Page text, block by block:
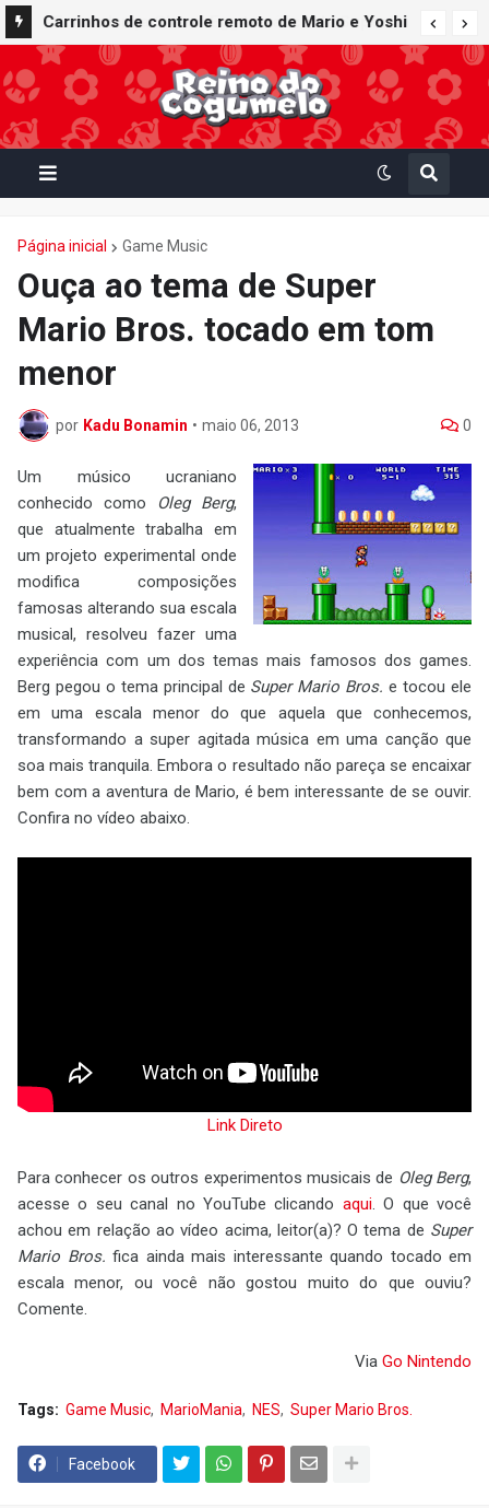
Carrinhos de controle remoto de Mario e Yoshi
inspirados em Mario Kart World são lançados
pela fabricante Kyosho Egg
Página inicial Game Music
Ouça ao tema de Super
Mario Bros. tocado em tom
menor
por Kadu Bonamin • maio 06, 2013 0
Um músico ucraniano
conhecido como
Oleg Berg,
que atualmente trabalha em
um projeto experimental onde
modifica composições
famosas alterando sua escala
musical, resolveu fazer uma
experiência com um dos temas mais famosos dos games.
Berg pegou o tema principal de Super Mario Bros. e tocou ele
em uma escala menor do que aquela que conhecemos,
transformando a super agitada música em uma canção que
soa mais tranquila. Embora o resultado não pareça se encaixar
bem com a aventura de Mario, é bem interessante de se ouvir.
Confira no vídeo abaixo.
Link Direto
Para conhecer os outros experimentos musicais de Oleg Berg,
acesse o seu canal no YouTube clicando aqui. O que você
achou em relação ao vídeo acima, leitor(a)? O tema de Super
Mario Bros. fica ainda mais interessante quando tocado em
escala menor, ou você não gostou muito do que ouviu?
Comente.
Via Go Nintendo
Tags: Game Music MarioMania NES Super Mario Bros.
Facebook